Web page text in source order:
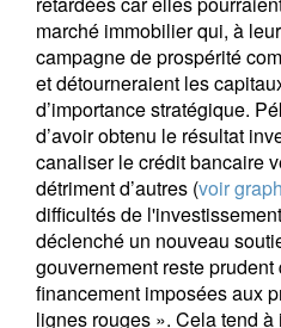
marché immobilier qui, à
campagne de prospérité
et détourneraient les
d’importance stratégique.
d’avoir obtenu le résultat
canaliser le crédit bancaire
détriment d’autres (voir
difficultés de
déclenché un nouveau
gouvernement reste
financement imposées aux
lignes rouges ». Cela tend